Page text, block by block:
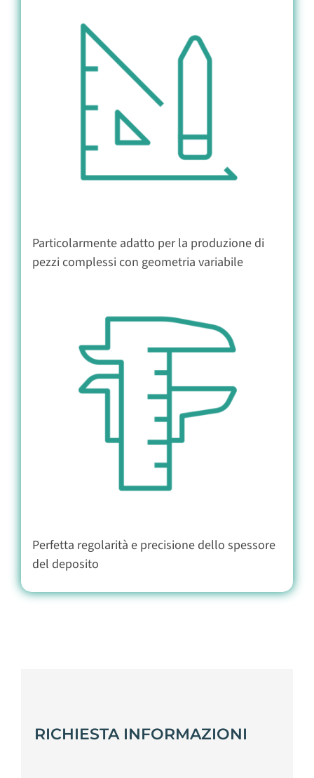
Particolarmente adatto per la produzione di
pezzi complessi con geometria variabile
Perfetta regolarità e precisione dello spessore
del deposito
RICHIESTA INFORMAZIONI